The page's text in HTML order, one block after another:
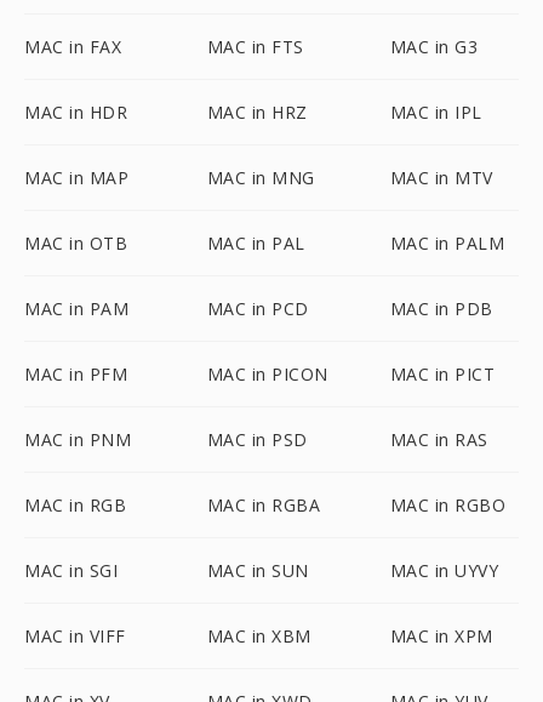
MAC in FAX MAC in FTS MAC in G3
MAC in HDR MAC in HRZ MAC in IPL
MAC in MAP MAC in MNG MAC in MTV
MAC in OTB MAC in PAL MAC in PALM
MAC in PAM MAC in PCD MAC in PDB
MAC in PFM MAC in PICON MAC in PICT
MAC in PNM MAC in PSD MAC in RAS
MAC in RGB MAC in RGBA MAC in RGBO
MAC in SGI MAC in SUN MAC in UYVY
MAC in VIFF MAC in XBM MAC in XPM